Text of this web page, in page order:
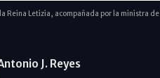
Reina Letizia, acompañada por la ministra
J. Reyes